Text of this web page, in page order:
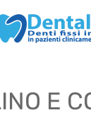
E